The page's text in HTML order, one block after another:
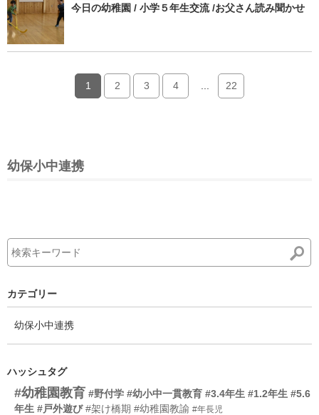
今日の幼稚園 / 小学５年生交流 /お父さん読み聞かせ
1 2 3 4 22
幼保小中連携
カテゴリー
幼保小中連携
ハッシュタグ
#幼稚園教育 #野付学 #幼小中一貫教育 #3.4年生 #1.2年生 #5.6
年生 #戸外遊び #架け橋期 #幼稚園教諭 #年長児